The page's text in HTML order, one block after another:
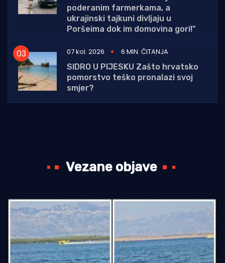
poderanim farmerkama, a
ukrajinski tajkuni divljaju u
Poršeima dok im domovina gori!"
07 kol. 2026
6 MIN. ČITANJA
SIDRO U PIJESKU Zašto hrvatsko
pomorstvo teško pronalazi svoj
smjer?
Vezane objave